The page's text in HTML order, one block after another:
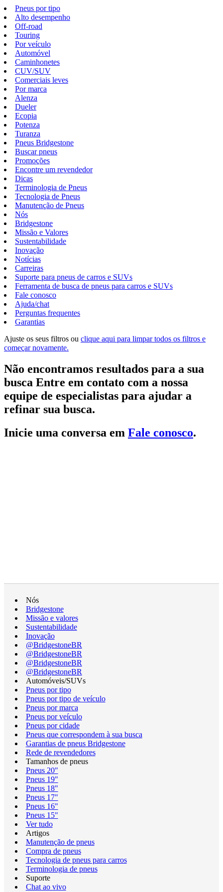
Pneus por tipo
Alto desempenho
Off-road
Touring
Por veículo
Automóvel
Caminhonetes
CUV/SUV
Comerciais leves
Por marca
Alenza
Dueler
Ecopia
Potenza
Turanza
Pneus Bridgestone
Buscar pneus
Promoções
Encontre um revendedor
Dicas
Terminologia de Pneus
Tecnologia de Pneus
Manutenção de Pneus
Nós
Bridgestone
Missão e Valores
Sustentabilidade
Inovação
Notícias
Carreiras
Suporte para pneus de carros e SUVs
Ferramenta de busca de pneus para carros e SUVs
Fale conosco
Ajuda/chat
Perguntas frequentes
Garantias
Ajuste os seus filtros ou clique aqui para limpar todos os filtros e
começar novamente.
Não encontramos resultados para a sua
busca Entre em contato com a nossa
equipe de especialistas para ajudar a
refinar sua busca.
Inicie uma conversa em Fale conosco.
Nós
Bridgestone
Missão e valores
Sustentabilidade
Inovação
@BridgestoneBR
@BridgestoneBR
@BridgestoneBR
@BridgestoneBR
Automóveis/SUVs
Pneus por tipo
Pneus por tipo de veículo
Pneus por marca
Pneus por veículo
Pneus por cidade
Pneus que correspondem à sua busca
Garantias de pneus Bridgestone
Rede de revendedores
Tamanhos de pneus
Pneus 20"
Pneus 19"
Pneus 18"
Pneus 17"
Pneus 16"
Pneus 15"
Ver tudo
Artigos
Manutenção de pneus
Compra de pneus
Tecnologia de pneus para carros
Terminologia de pneus
Suporte
Chat ao vivo